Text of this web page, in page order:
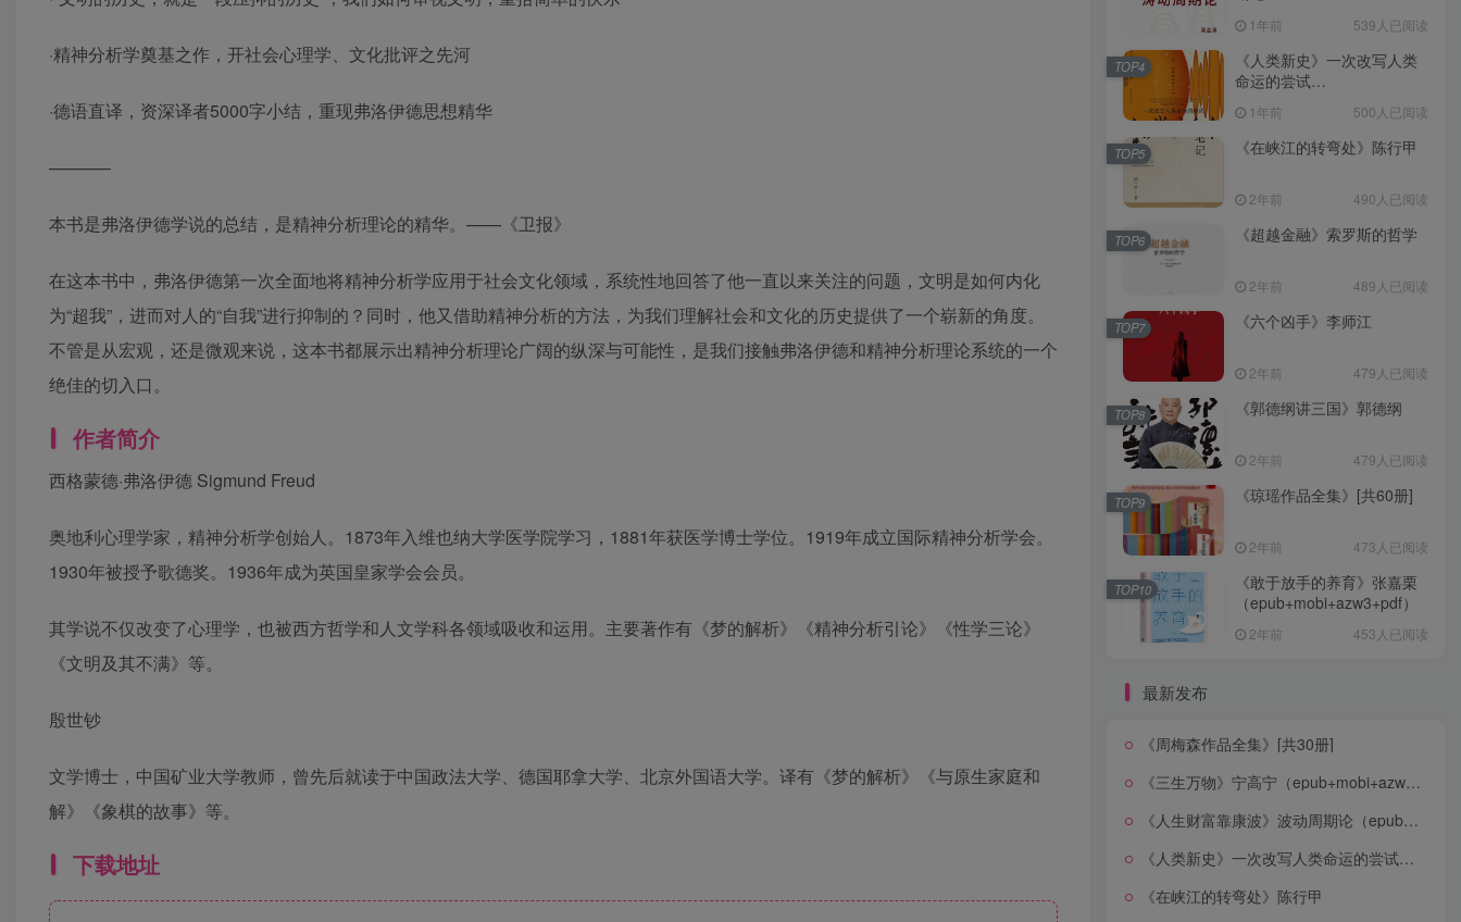
·精神分析学奠基之作，开社会心理学、文化批评之先河
·德语直译，资深译者5000字小结，重现弗洛伊德思想精华
———–
本书是弗洛伊德学说的总结，是精神分析理论的精华。——《卫报》
在这本书中，弗洛伊德第一次全面地将精神分析学应用于社会文化领域，系统性地回答了他一直以来关注的问题，文明是如何内化
为“超我”，进而对人的“自我”进行抑制的？同时，他又借助精神分析的方法，为我们理解社会和文化的历史提供了一个崭新的角度。
不管是从宏观，还是微观来说，这本书都展示出精神分析理论广阔的纵深与可能性，是我们接触弗洛伊德和精神分析理论系统的一个
绝佳的切入口。
作者简介
西格蒙德·弗洛伊德 Sigmund Freud
奥地利心理学家，精神分析学创始人。1873年入维也纳大学医学院学习，1881年获医学博士学位。1919年成立国际精神分析学会。
1930年被授予歌德奖。1936年成为英国皇家学会会员。
其学说不仅改变了心理学，也被西方哲学和人文学科各领域吸收和运用。主要著作有《梦的解析》《精神分析引论》《性学三论》
《文明及其不满》等。
殷世钞
文学博士，中国矿业大学教师，曾先后就读于中国政法大学、德国耶拿大学、北京外国语大学。译有《梦的解析》《与原生家庭和
解》《象棋的故事》等。
下载地址
1年前 539人已阅读
《人类新史》一次改写人类
命运的尝试
1年前 500人已阅读
TOP4
《在峡江的转弯处》陈行甲
2年前 490人已阅读
TOP5
《超越金融》索罗斯的哲学
2年前 489人已阅读
TOP6
《六个凶手》李师江
2年前 479人已阅读
TOP7
《郭德纲讲三国》郭德纲
2年前 479人已阅读
TOP8
《琼瑶作品全集》[共60册]
2年前 473人已阅读
TOP9
《敢于放手的养育》张嘉栗
（epub+mobi+azw3+pdf）
2年前 453人已阅读
TOP10
最新发布
《周梅森作品全集》[共30册]
《三生万物》宁高宁（epub+mobi+azw3+pdf）
《人生财富靠康波》波动周期论（epub+mobi+azw3+pdf）
《人类新史》一次改写人类命运的尝试（epub+mobi+azw3+pdf）
《在峡江的转弯处》陈行甲